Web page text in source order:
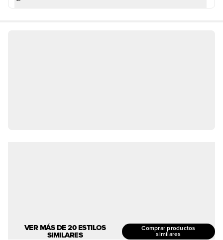
VER MÁS DE 20 ESTILOS
SIMILARES
Comprar productos
similares